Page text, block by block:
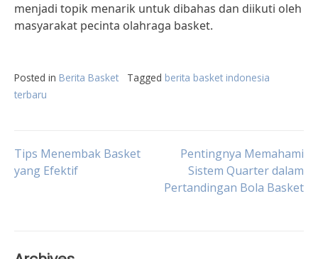
menjadi topik menarik untuk dibahas dan diikuti oleh
masyarakat pecinta olahraga basket.
Posted in Berita Basket Tagged berita basket indonesia
terbaru
Post
Tips Menembak Basket
yang Efektif
Pentingnya Memahami
Sistem Quarter dalam
Pertandingan Bola Basket